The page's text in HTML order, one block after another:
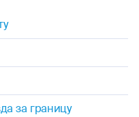
за границу